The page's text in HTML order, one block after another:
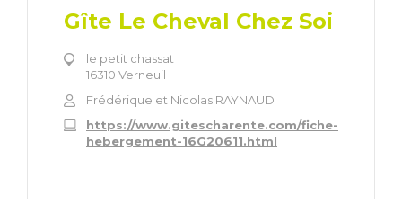
Gîte Le Cheval Chez Soi
le petit chassat
16310 Verneuil
Frédérique et Nicolas RAYNAUD
https://www.gitescharente.com/fiche-
hebergement-16G20611.html